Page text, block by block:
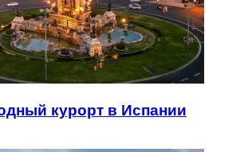
курорт в Испании